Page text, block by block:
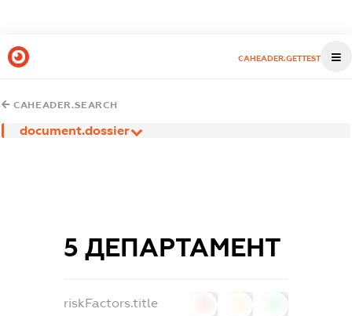
CAHEADER.GETTEST
CAHEADER.SEARCH
document.dossier
5 ДЕПАРТАМЕНТ
riskFactors.title